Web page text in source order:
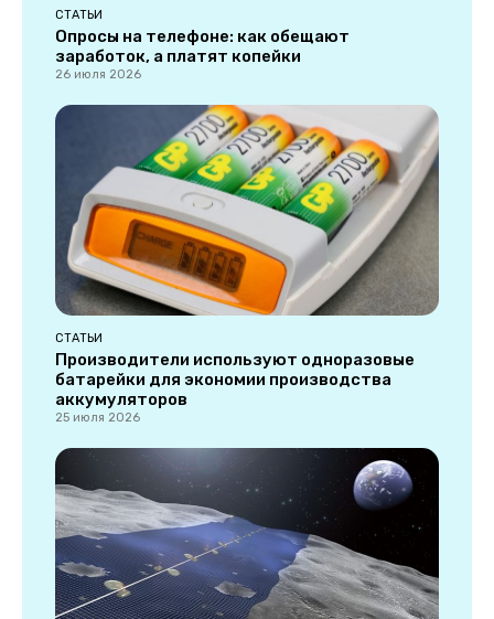
СТАТЬИ
Опросы на телефоне: как обещают
заработок, а платят копейки
26 июля 2026
СТАТЬИ
Производители используют одноразовые
батарейки для экономии производства
аккумуляторов
25 июля 2026